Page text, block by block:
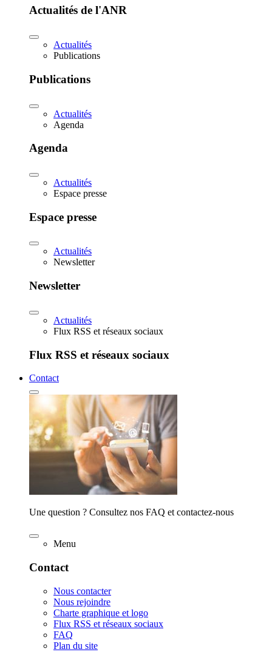
Actualités de l'ANR
Actualités
Publications
Publications
Actualités
Agenda
Agenda
Actualités
Espace presse
Espace presse
Actualités
Newsletter
Newsletter
Actualités
Flux RSS et réseaux sociaux
Flux RSS et réseaux sociaux
Contact
Une question ? Consultez nos FAQ et contactez-nous
Menu
Contact
Nous contacter
Nous rejoindre
Charte graphique et logo
Flux RSS et réseaux sociaux
FAQ
Plan du site